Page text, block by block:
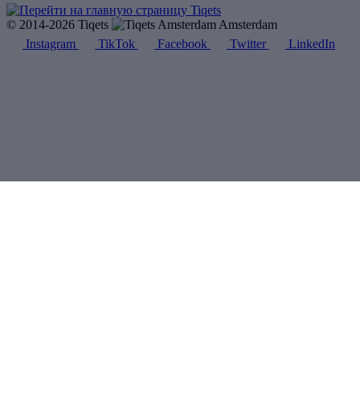
© 2014-2026 Tiqets
Amsterdam
Instagram
TikTok Facebook Twitter LinkedIn